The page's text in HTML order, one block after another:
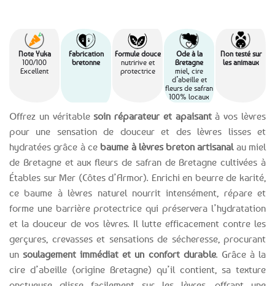
Offrez un véritable soin réparateur et apaisantà vos lèvres
pour une sensation de douceur et des lèvres lisses et
hydratées grâce à ce baume à lèvres breton artisanalau miel
de Bretagne et aux fleurs de safran de Bretagne cultivées à
Étables sur Mer (Côtes d’Armor). Enrichi en beurre de karité,
ce baume à lèvres naturel nourrit intensément, répare et
forme une barrière protectrice qui préservera l’hydratation
et la douceur de vos lèvres. Il lutte efficacement contre les
gerçures, crevasses et sensations de sécheresse, procurant
un soulagement immédiat et un confort durable. Grâce à la
cire d’abeille (origine Bretagne) qu’il contient, sa texture
Note Yuka
100/100
Excellent
Fabrication
bretonne
Formule douce
nutririve et
protectrice
Ode à la
Bretagne
miel, cire
d’abeille et
fleurs de safran
100% locaux
Non testé sur
les animaux